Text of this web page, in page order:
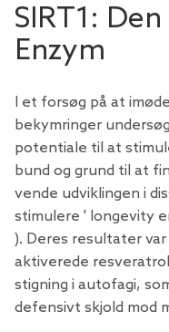
SIRT1:
Enzym
I et forsøg på at
bekymringer
potentiale til at
bund og grund til at
vende udviklingen i
stimulere ' longevity
). Deres resultater
aktiverede
stigning i autofagi,
defensivt skjold mod